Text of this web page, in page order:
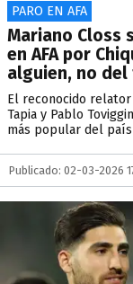
PARO EN AFA
Mariano Closs
en AFA por
alguien, no
El reconocido
Tapia y Pablo
más popular del
Publicado: 02-03-2026